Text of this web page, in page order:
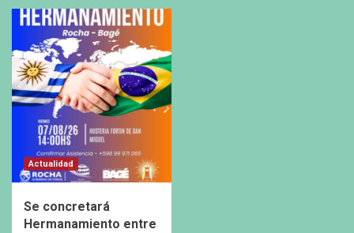
Actualidad
Se concretará
Hermanamiento entre